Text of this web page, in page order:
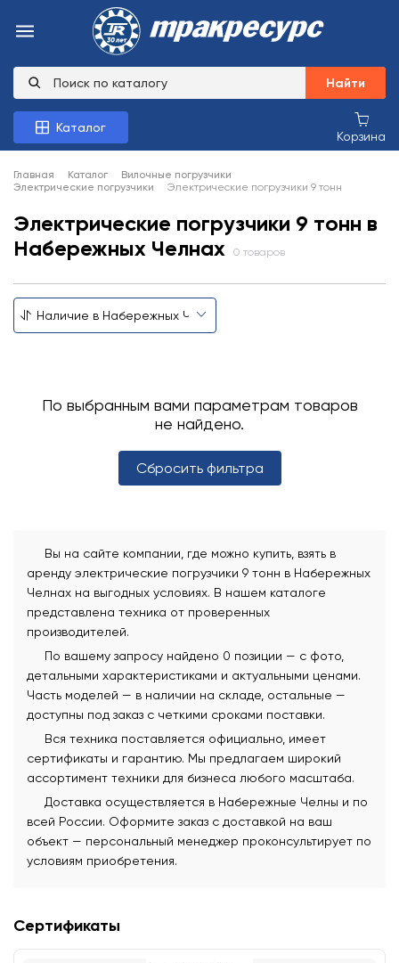
Найти
Каталог
Корзина
Главная Каталог
Вилочные погрузчики
Электрические погрузчики
Электрические погрузчики 9 тонн
Электрические погрузчики 9 тонн в
Набережных Челнах
0 товаров
По выбранным вами параметрам товаров
не найдено.
Сбросить фильтра
Вы на сайте компании, где можно купить, взять в
аренду электрические погрузчики 9 тонн в Набережных
Челнах на выгодных условиях. В нашем каталоге
представлена техника от проверенных
производителей.
По вашему запросу найдено 0 позиции — с фото,
детальными характеристиками и актуальными ценами.
Часть моделей — в наличии на складе, остальные —
доступны под заказ с четкими сроками поставки.
Вся техника поставляется официально, имеет
сертификаты и гарантию. Мы предлагаем широкий
ассортимент техники для бизнеса любого масштаба.
Доставка осуществляется в Набережные Челны и по
всей России. Оформите заказ с доставкой на ваш
объект — персональный менеджер проконсультирует по
условиям приобретения.
Сертификаты